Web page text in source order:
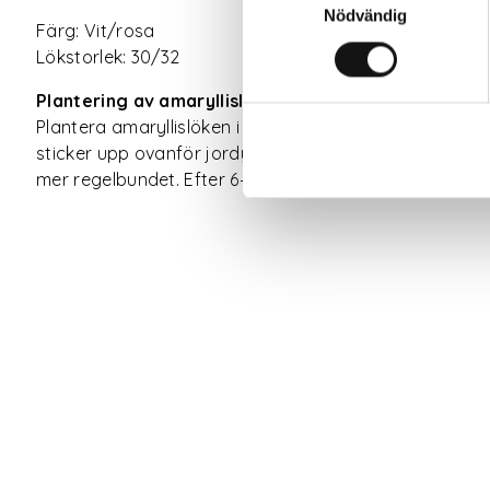
Nödvändig
Färg: Vit/rosa
Lökstorlek: 30/32
Plantering av amaryllislök
Plantera amaryllislöken i en kruka som bara är
sticker upp ovanför jordytan. Vattna lätt efter
mer regelbundet. Efter 6–8 veckor börjar amaryllisen